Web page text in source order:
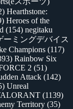
Hearthstone:
Heroes of the
(154) negitaku
ーミングデバイス
Champions (117)
Rainbow Six
2 (51)
Attack (142)
Unreal
(1139)
Territory (35)